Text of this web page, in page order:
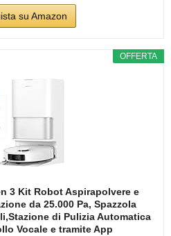
su Amazon
OFFERTA
3 Kit Robot Aspirapolvere e
da 25.000 Pa, Spazzola
di Pulizia Automatica
Vocale e tramite App